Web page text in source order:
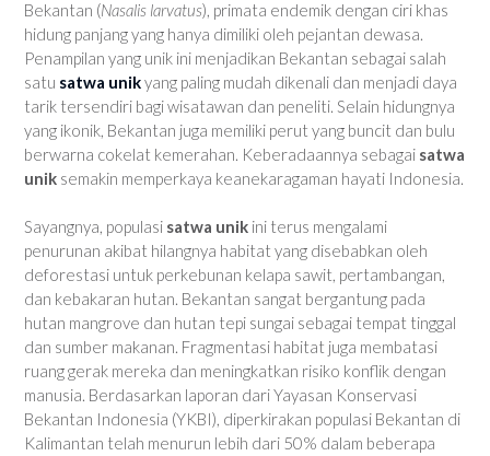
Bekantan (Nasalis larvatus), primata endemik dengan ciri khas
hidung panjang yang hanya dimiliki oleh pejantan dewasa.
Penampilan yang unik ini menjadikan Bekantan sebagai salah
satu satwa unikyang paling mudah dikenali dan menjadi daya
tarik tersendiri bagi wisatawan dan peneliti. Selain hidungnya
yang ikonik, Bekantan juga memiliki perut yang buncit dan bulu
berwarna cokelat kemerahan. Keberadaannya sebagai satwa
unik semakin memperkaya keanekaragaman hayati Indonesia.
Sayangnya, populasi satwa unik ini terus mengalami
penurunan akibat hilangnya habitat yang disebabkan oleh
deforestasi untuk perkebunan kelapa sawit, pertambangan,
dan kebakaran hutan. Bekantan sangat bergantung pada
hutan mangrove dan hutan tepi sungai sebagai tempat tinggal
dan sumber makanan. Fragmentasi habitat juga membatasi
ruang gerak mereka dan meningkatkan risiko konflik dengan
manusia. Berdasarkan laporan dari Yayasan Konservasi
Bekantan Indonesia (YKBI), diperkirakan populasi Bekantan di
Kalimantan telah menurun lebih dari 50% dalam beberapa